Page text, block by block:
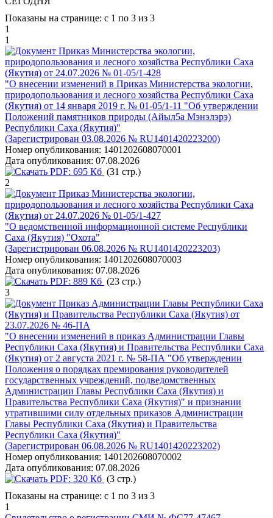
Показаны на странице: с 1 по 3 из 3
1
1
Приказ Министерства экологии,
природопользования и лесного хозяйства Республики Саха
(Якутия) от 24.07.2026 № 01-05/1-428
"О внесении изменений в Приказ Министерства экологии,
природопользования и лесного хозяйства Республики Саха
(Якутия) от 14 января 2019 г. № 01-05/1-11 "Об утверждении
Положений памятников природы (Айыл5а Мэнэлэрэ)
Республики Саха (Якутия)"
(Зарегистрирован 03.08.2026 № RU1401420223200)
Номер опубликования: 1401202608070001
Дата опубликования: 07.08.2026
PDF: 695 Кб (31 стр.)
2
Приказ Министерства экологии,
природопользования и лесного хозяйства Республики Саха
(Якутия) от 24.07.2026 № 01-05/1-427
"О ведомственной информационной системе Республики
Саха (Якутия) "Охота"
(Зарегистрирован 06.08.2026 № RU1401420223203)
Номер опубликования: 1401202608070003
Дата опубликования: 07.08.2026
PDF: 889 Кб (23 стр.)
3
Приказ Администрации Главы Республики Саха
(Якутия) и Правительства Республики Саха (Якутия) от
23.07.2026 № 46-ПА
"О внесении изменений в приказ Администрации Главы
Республики Саха (Якутия) и Правительства Республики Саха
(Якутия) от 2 августа 2021 г. № 58-ПА "Об утверждении
Положения о порядках премирования руководителей
государственных учреждений, подведомственных
Администрации Главы Республики Саха (Якутия) и
Правительства Республики Саха (Якутия)" и признании
утратившими силу отдельных приказов Администрации
Главы Республики Саха (Якутия) и Правительства
Республики Саха (Якутия)"
(Зарегистрирован 06.08.2026 № RU1401420223202)
Номер опубликования: 1401202608070002
Дата опубликования: 07.08.2026
PDF: 320 Кб (3 стр.)
Показаны на странице: с 1 по 3 из 3
1